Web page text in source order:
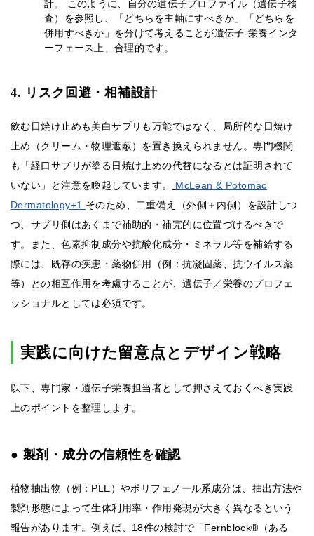
計。 このように、自分の遺伝子プロファイル（遺伝子検
査）を参照し、「どちらを主軸にすべきか」「どちらを
併用すべきか」を分けて考えることが遺伝子‐栄養インタ
ーフェース上、合理的です。
4. リスク回避・相補設計
飲む日焼け止めも美白サプリも万能ではなく、局所的な日焼け
止め（クリーム・物理遮蔽）を置き換えられません。専門機関
も「経口サプリが塗る日焼け止めの代替になるとは証明されて
いない」と注意を喚起しています。
McLean & Potomac
Dermatology+1 そのため、二重備え（外側＋内側）を設計しつ
つ、サプリ側はあくまで補助的・補完的に位置づけるべきで
す。また、色素抑制成分や抗酸化成分・ミネラル等を補給する
際には、既存の疾患・薬物併用（例：抗凝固薬、抗ウイルス薬
等）との相互作用を考慮することが、遺伝子／栄養のプロフェ
ッショナルとしては必須です。
実践に向けた留意点とデザイン戦略
以下、専門家・遺伝子栄養担当者として押さえておくべき実践
上のポイントを整理します。
● 製剤・成分の信頼性を確認
植物抽出物（例：PLE）やポリフェノール系成分は、抽出方法や
製剤形態によって生体利用率・作用発現が大きく異なるという
報告があります。例えば、18件の検討で「Fernblock®（ある